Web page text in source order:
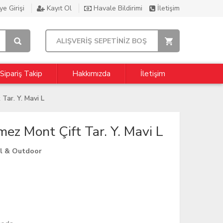
Girişi Kayıt Ol Havale Bildirimi İletişim
ALIŞVERİŞ SEPETİNİZ BOŞ
Sipariş Takip Hakkımızda İletişim
Y. Mavi L
Mont Çift Tar. Y. Mavi L
& Outdoor